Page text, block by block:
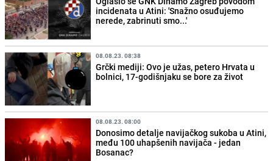
incidenata u Atini: 'Snažno osuđujemo
nerede, zabrinuti smo...'
08.08.23. 08:38
Grčki mediji: Ovo je užas, petero Hrvata u
bolnici, 17-godišnjaku se bore za život
08.08.23. 08:00
Donosimo detalje navijačkog sukoba u Atini,
među 100 uhapšenih navijača - jedan
Bosanac?